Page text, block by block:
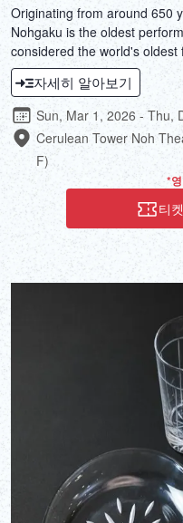
Originating from around 650
Nohgaku is the oldest
considered the world's
registered as a UNESCO
is recognized as one of the
not just theater; it is an art
aesthetics and spirituality, a
transcends words and
culture.This tour, which
experiences by real Noh
tradition, is a valuable
Japanese culture along with
자세히 알아보기
Sun, Mar 1, 2026 - Thu,
Cerulean Tower Noh
F)
*
티